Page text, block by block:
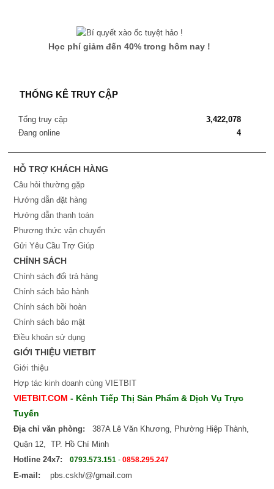
Học phí giảm đến 40% trong hôm nay !
THỐNG KÊ TRUY CẬP
Tổng truy cập
3,422,078
Đang online
4
HỖ TRỢ KHÁCH HÀNG
Câu hỏi thường gặp
Hướng dẫn đặt hàng
Hướng dẫn thanh toán
Phương thức vận chuyển
Gửi Yêu Cầu Trợ Giúp
CHÍNH SÁCH
Chính sách đổi trả hàng
Chính sách bảo hành
Chính sách bồi hoàn
Chính sách bảo mật
Điều khoản sử dụng
GIỚI THIỆU VIETBIT
Giới thiệu
Hợp tác kinh doanh cùng VIETBIT
VIETBIT.COM - Kênh Tiếp Thị Sản Phẩm & Dịch Vụ Trực
Tuyến
Địa chỉ văn phòng: 387A Lê Văn Khương, Phường Hiệp Thành,
Quận 12, TP. Hồ Chí Minh
Hotline 24x7:
0793.573.151- 0858.295.247
E-mail: pbs.cskh/@/gmail.com